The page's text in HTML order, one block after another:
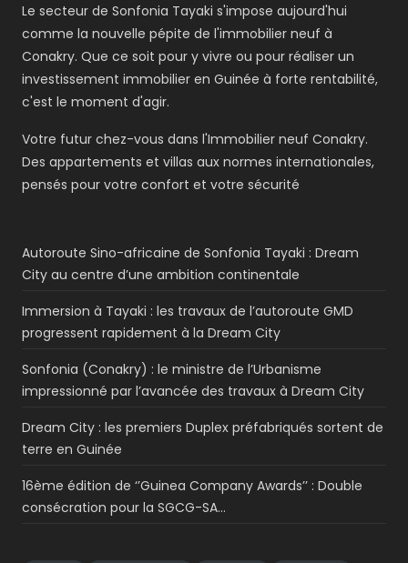
Le secteur de Sonfonia Tayaki s'impose aujourd'hui
comme la nouvelle pépite de l'immobilier neuf à
Conakry. Que ce soit pour y vivre ou pour réaliser un
investissement immobilier en Guinée à forte rentabilité,
c'est le moment d'agir.
Votre futur chez-vous dans l'Immobilier neuf Conakry.
Des appartements et villas aux normes internationales,
pensés pour votre confort et votre sécurité
Autoroute Sino-africaine de Sonfonia Tayaki : Dream
City au centre d’une ambition continentale
Immersion à Tayaki : les travaux de l’autoroute GMD
progressent rapidement à la Dream City
Sonfonia (Conakry) : le ministre de l’Urbanisme
impressionné par l’avancée des travaux à Dream City
Dream City : les premiers Duplex préfabriqués sortent de
terre en Guinée
16ème édition de ‘’Guinea Company Awards’’ : Double
consécration pour la SGCG-SA…